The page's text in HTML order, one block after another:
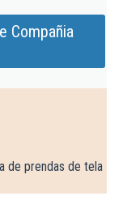
Compañia
de prendas de tela